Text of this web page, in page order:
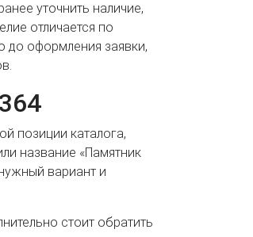
уточнить наличие,
отличается по
до оформления заявки,
позиции каталога,
название «Памятник
вариант и
стоит обратить